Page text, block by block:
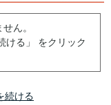
ん。
ける」 をクリック
続ける